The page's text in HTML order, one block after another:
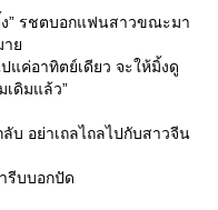
” รชตบอกแฟนสาวขณะมา
า
แค่อาทิตย์เดียว จะให้มิ้งดู
ดิมแล้ว”
บ อย่าเถลไถลไปกับสาวจีน
รีบบอกปัด